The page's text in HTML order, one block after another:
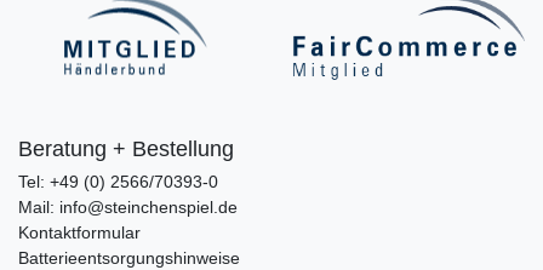
Beratung + Bestellung
Tel: +49 (0) 2566/70393-0
Mail: info@steinchenspiel.de
Kontaktformular
Batterieentsorgungshinweise